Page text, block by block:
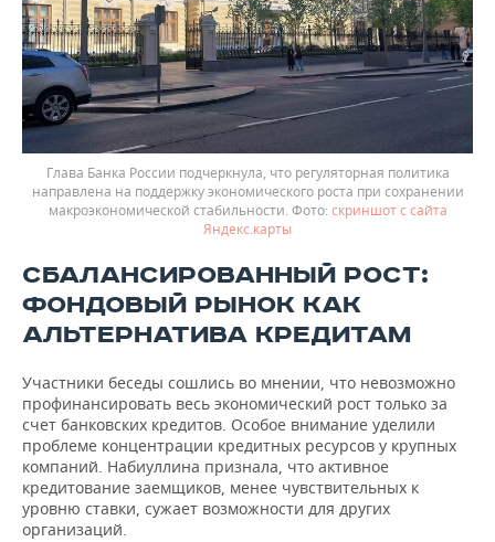
Глава Банка России подчеркнула, что регуляторная политика
направлена на поддержку экономического роста при сохранении
макроэкономической стабильности.
скриншот с сайта
Яндекс.карты
СБАЛАНСИРОВАННЫЙ РОСТ:
ФОНДОВЫЙ РЫНОК КАК
АЛЬТЕРНАТИВА КРЕДИТАМ
Участники беседы сошлись во мнении, что невозможно
профинансировать весь экономический рост только за
счет банковских кредитов. Особое внимание уделили
проблеме концентрации кредитных ресурсов у крупных
компаний. Набиуллина признала, что активное
кредитование заемщиков, менее чувствительных к
уровню ставки, сужает возможности для других
организаций.